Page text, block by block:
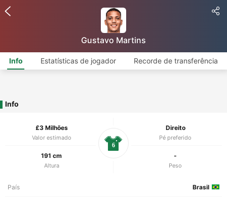
Gustavo Martins
Info Estatísticas de jogador Recorde de transferência
Info
£3 Milhões
Valor estimado
Direito
Pé preferido
191 cm
Altura
-
Peso
6
País Brasil